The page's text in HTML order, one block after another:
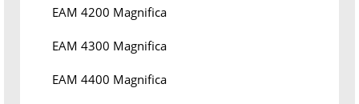
EAM 4200 Magnifica
EAM 4300 Magnifica
EAM 4400 Magnifica